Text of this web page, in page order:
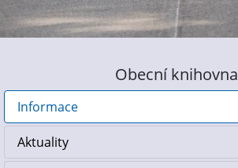
Obecní knihovna
Informace
Aktuality